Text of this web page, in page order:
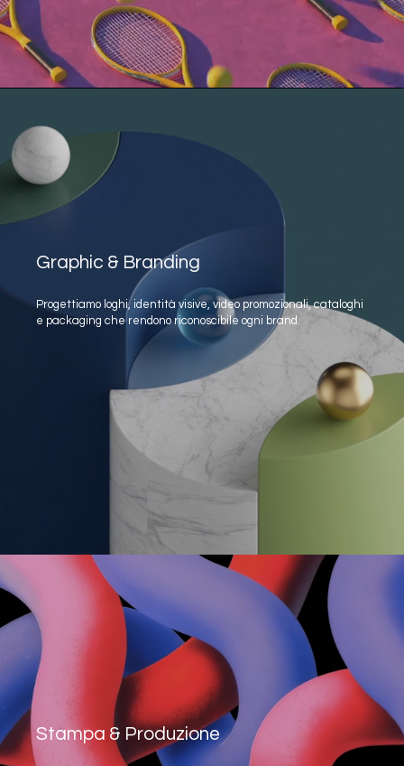
Progettiamo loghi, identità visive, video promozionali, cataloghi
e packaging che rendono riconoscibile ogni brand.
Graphic & Branding
Stampa & Produzione